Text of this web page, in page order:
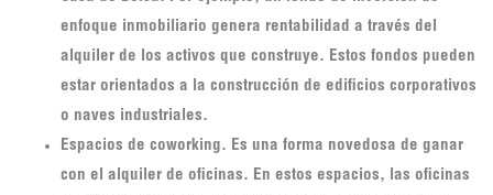
enfoque inmobiliario genera rentabilidad a través del
alquiler de los activos que construye. Estos fondos pueden
estar orientados a la construcción de edificios corporativos
o naves industriales.
Espacios de coworking. Es una forma novedosa de ganar
con el alquiler de oficinas. En estos espacios, las oficinas